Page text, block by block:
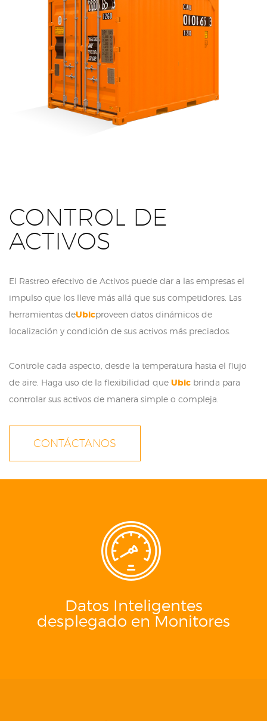
CONTROL DE
ACTIVOS
El Rastreo efectivo de Activos puede dar a las empresas el
impulso que los lleve más allá que sus competidores. Las
herramientas deUbicproveen datos dinámicos de
localización y condición de sus activos más preciados.
Controle cada aspecto, desde la temperatura hasta el flujo
de aire. Haga uso de la flexibilidad que Ubic brinda para
controlar sus activos de manera simple o compleja.
CONTÁCTANOS
Datos Inteligentes
desplegado en Monitores